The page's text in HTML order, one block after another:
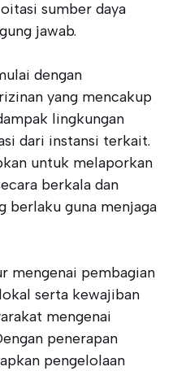
sumber daya
jawab.
dengan
yang mencakup
lingkungan
dari instansi terkait.
untuk melaporkan
berkala dan
berlaku guna menjaga
mengenai pembagian
serta kewajiban
mengenai
penerapan
pengelolaan